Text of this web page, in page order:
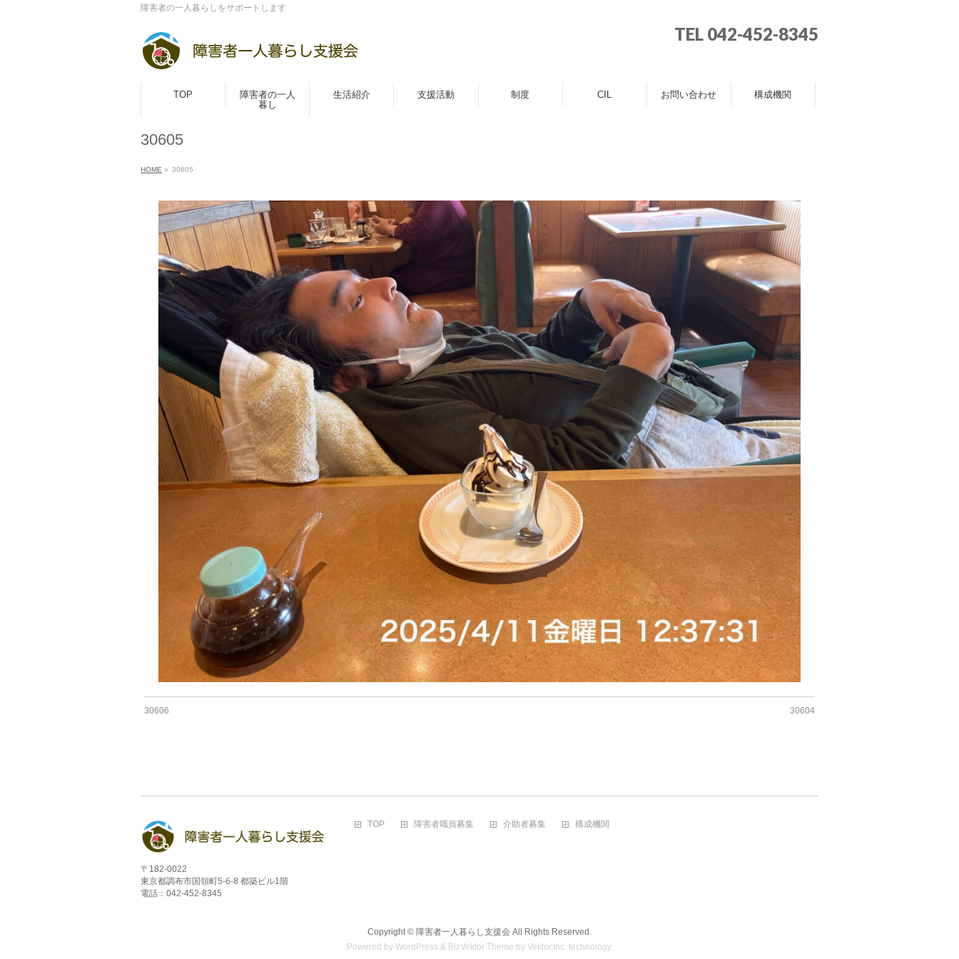
障害者の一人暮らしをサポートします
TEL 042-452-8345
TOP
障害者の一人
暮し
生活紹介 支援活動 制度 CIL お問い合わせ 構成機関
30605
HOME » 30605
30606 30604
〒182-0022
東京都調布市国領町5-6-8 都築ビル1階
電話：042-452-8345
TOP 障害者職員募集 介助者募集 構成機関
Copyright © 障害者一人暮らし支援会 All Rights Reserved.
Powered by WordPress & BizVektor Theme by Vektor,Inc. technology.